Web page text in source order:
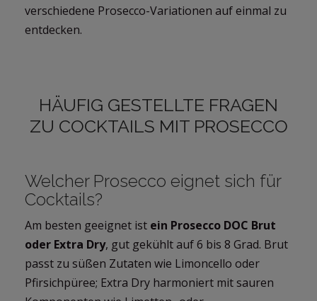
verschiedene Prosecco-Variationen auf einmal zu
entdecken.
HÄUFIG GESTELLTE FRAGEN
ZU COCKTAILS MIT PROSECCO
Welcher Prosecco eignet sich für
Cocktails?
Am besten geeignet ist ein Prosecco DOC Brut
oder Extra Dry, gut gekühlt auf 6 bis 8 Grad. Brut
passt zu süßen Zutaten wie Limoncello oder
Pfirsichpüree; Extra Dry harmoniert mit sauren